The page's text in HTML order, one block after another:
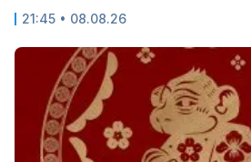
21:45 • 08.08.26